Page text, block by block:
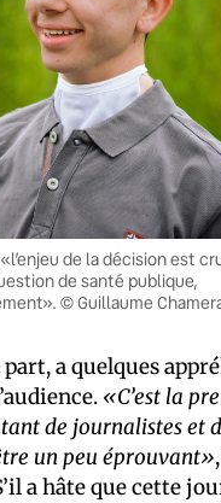
de la décision est
de santé publique,
© Guillaume
a quelques
«C’est la
de journalistes et
un peu éprouvant»
a hâte que cette